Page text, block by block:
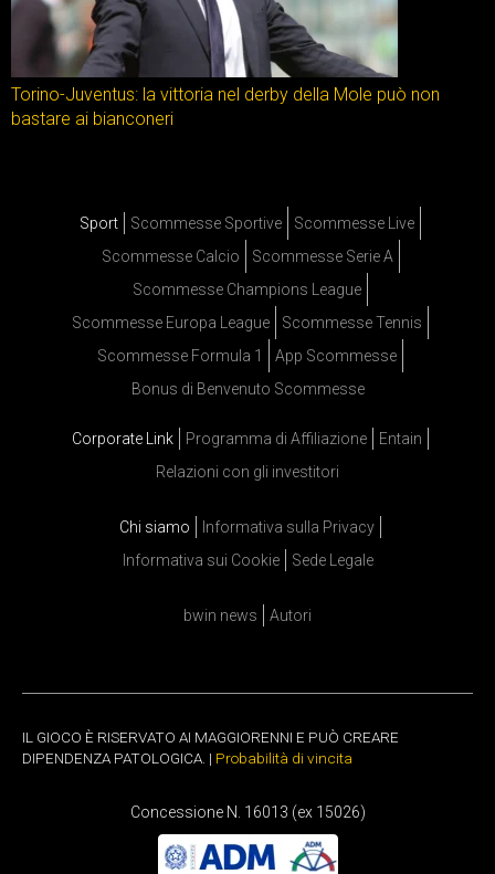
Torino-Juventus: la vittoria nel derby della Mole può non
bastare ai bianconeri
Sport Scommesse Sportive
Scommesse Live
Scommesse Calcio
Scommesse Serie A
Scommesse Champions League
Scommesse Europa League
Scommesse Tennis
Scommesse Formula 1
App Scommesse
Bonus di Benvenuto Scommesse
Corporate Link Programma di Affiliazione
Entain
Relazioni con gli investitori
Chi siamo
Informativa sulla Privacy
Informativa sui Cookie
Sede Legale
bwin news Autori
IL GIOCO È RISERVATO AI MAGGIORENNI E PUÒ CREARE
DIPENDENZA PATOLOGICA. | Probabilità di vincita
Concessione N. 16013 (ex 15026)